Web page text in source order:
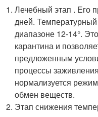
Лечебный этап . Его
дней.
диапазоне 12-14°.
карантина и
предложенным
процессы
нормализуется
обмен веществ.
Этап снижения